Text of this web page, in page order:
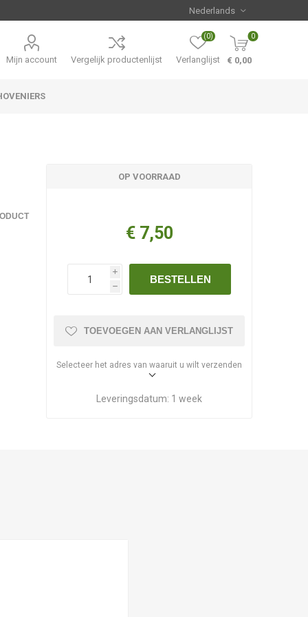
Mijn account Vergelijk productenlijst Verlanglijst
(0) 0
€ 0,00
OP VOORRAAD
€ 7,50
i
h
BESTELLEN
TOEVOEGEN AAN VERLANGLIJST
Selecteer het adres van waaruit u wilt verzenden
Leveringsdatum: 1 week